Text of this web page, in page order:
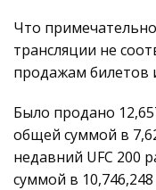
Что
трансляции не
продажам билетов
Было продано
общей суммой в
недавний UFC 200
суммой в